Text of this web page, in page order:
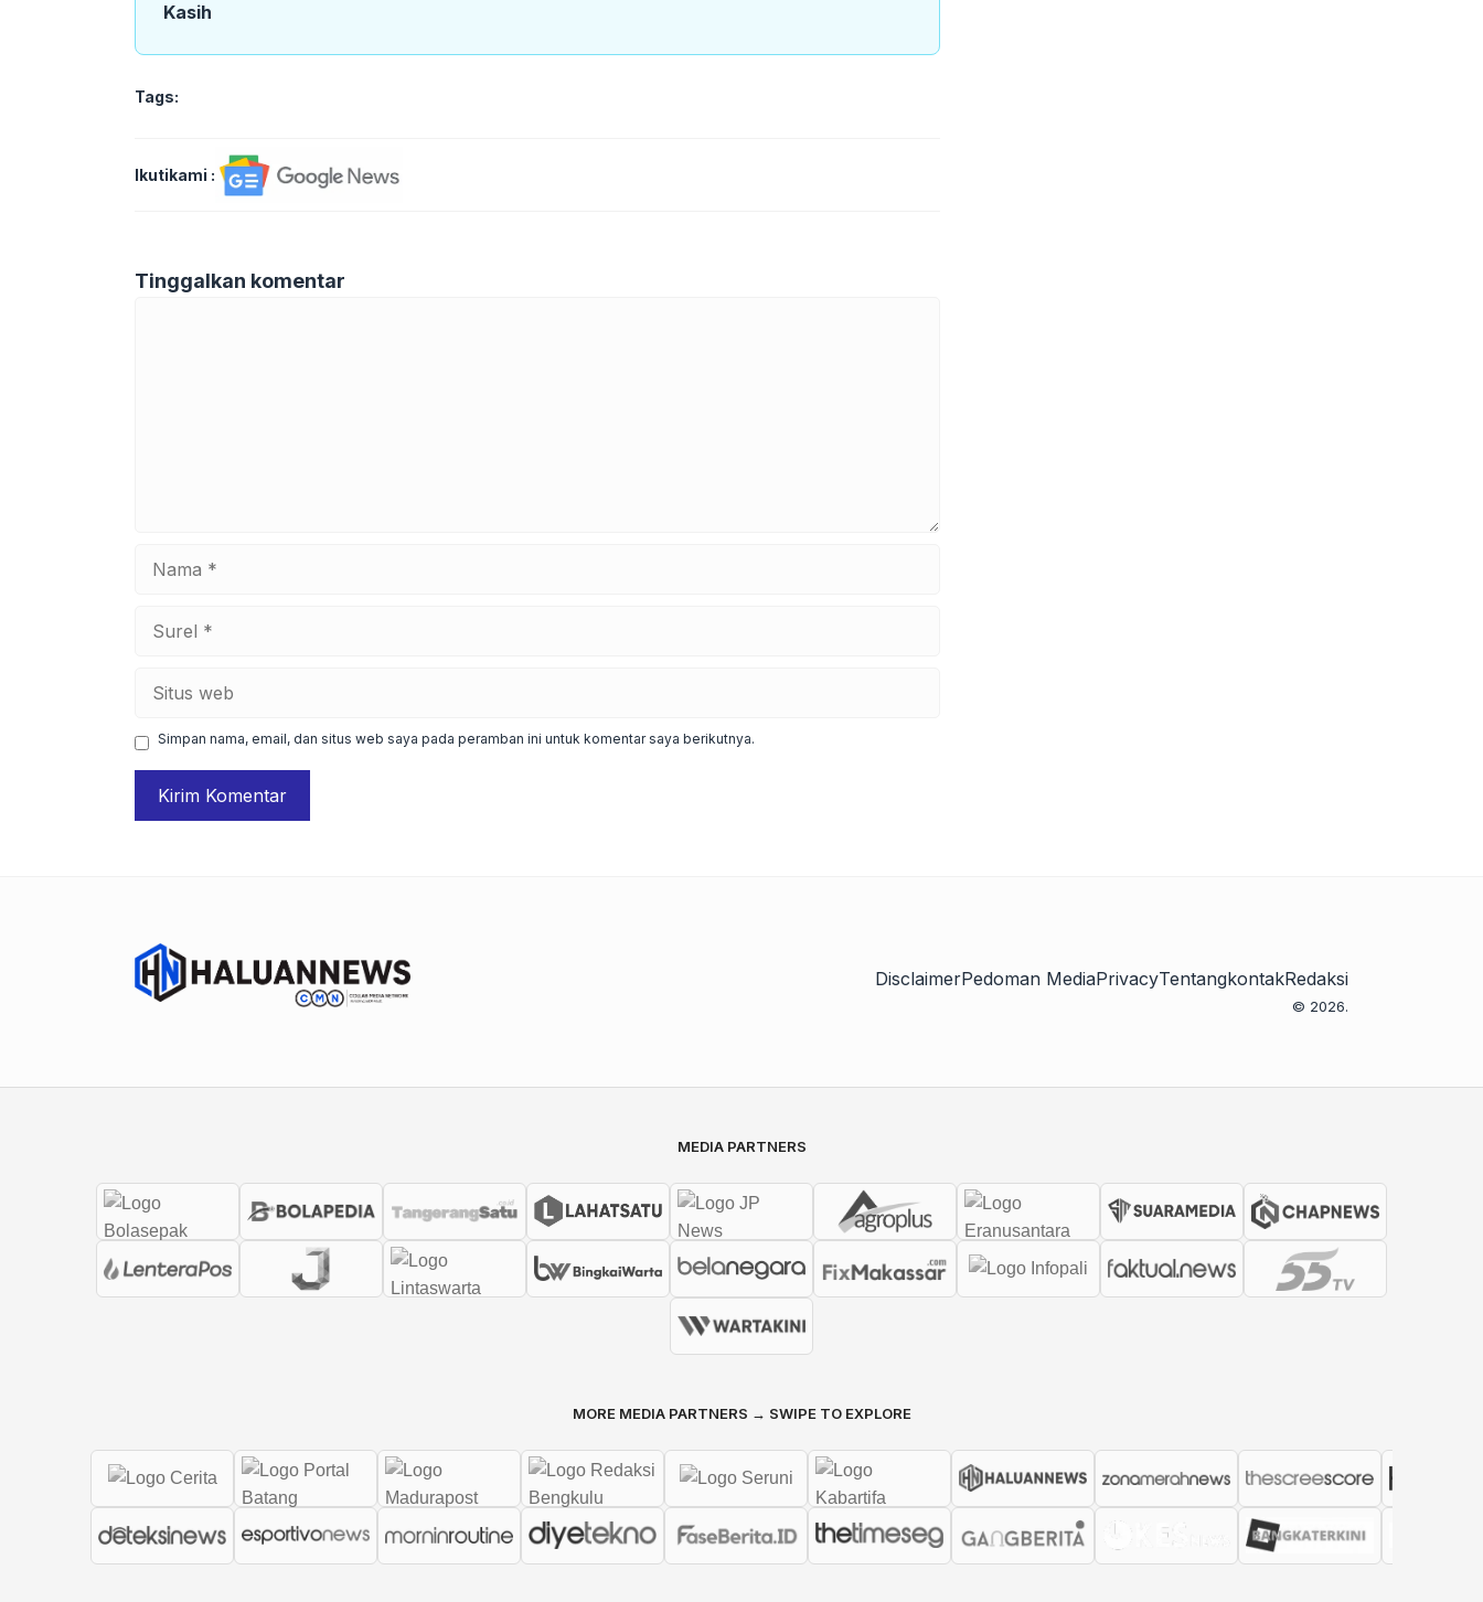
Kasih
Tags:
Ikutikami :
Tinggalkan komentar
Simpan nama, email, dan situs web saya pada peramban ini untuk komentar saya berikutnya.
DisclaimerPedoman MediaPrivacyTentangkontakRedaksi
© 2026.
MEDIA PARTNERS
MORE MEDIA PARTNERS → SWIPE TO EXPLORE